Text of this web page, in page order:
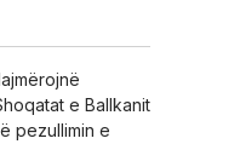
e Ballkanit
pezullimin e